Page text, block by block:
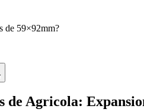
de 59×92mm?
de Agricola: